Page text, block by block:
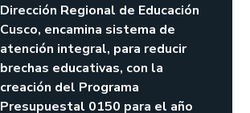
Dirección Regional de Educación
Cusco, encamina sistema de
atención integral, para reducir
brechas educativas, con la
creación del Programa
Presupuestal 0150 para el año